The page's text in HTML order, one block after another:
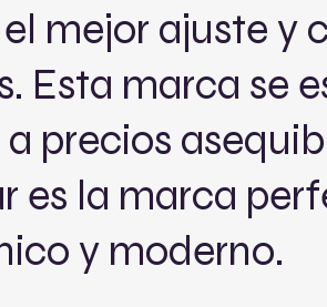
mejor ajuste y
Esta marca se
precios
es la marca
y moderno.